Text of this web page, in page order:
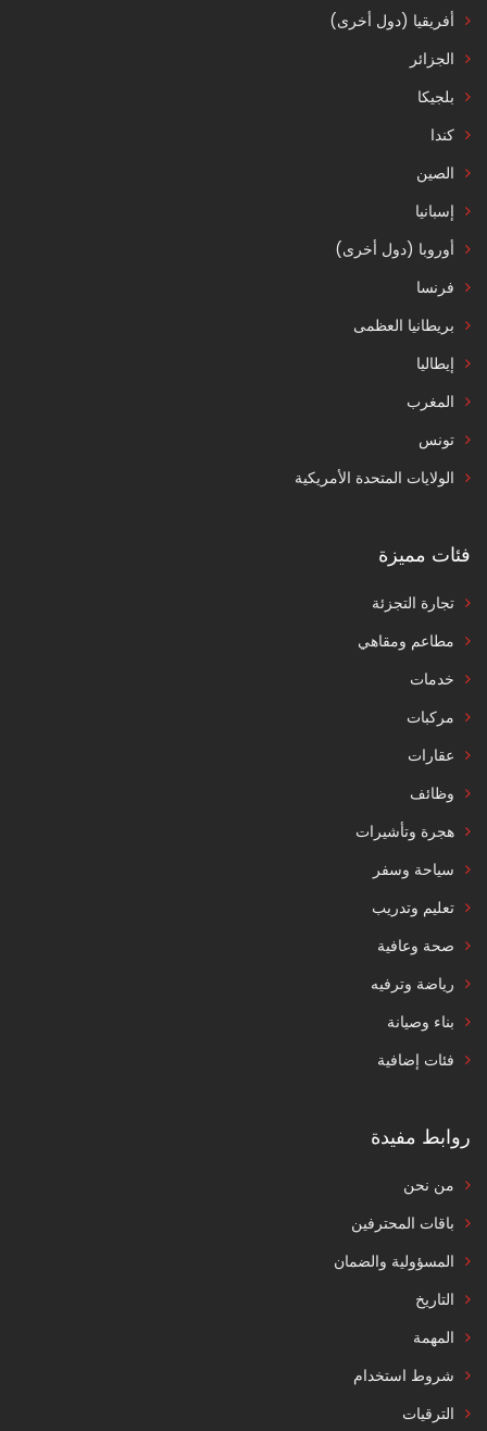
أفريقيا (دول أخرى)
الجزائر
بلجيكا
كندا
الصين
إسبانيا
أوروبا (دول أخرى)
فرنسا
بريطانيا العظمى
إيطاليا
المغرب
تونس
الولايات المتحدة الأمريكية
فئات مميزة
تجارة التجزئة
مطاعم ومقاهي
خدمات
مركبات
عقارات
وظائف
هجرة وتأشيرات
سياحة وسفر
تعليم وتدريب
صحة وعافية
رياضة وترفيه
بناء وصيانة
فئات إضافية
روابط مفيدة
من نحن
باقات المحترفين
المسؤولية والضمان
التاريخ
المهمة
شروط استخدام
الترقيات